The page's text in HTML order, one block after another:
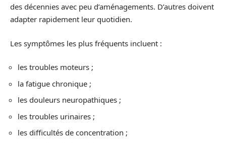
des décennies avec peu d’aménagements. D’autres doivent
adapter rapidement leur quotidien.
Les symptômes les plus fréquents incluent :
les troubles moteurs ;
la fatigue chronique ;
les douleurs neuropathiques ;
les troubles urinaires ;
les difficultés de concentration ;